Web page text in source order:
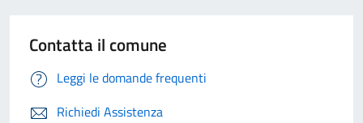
Contatta il comune
Leggi le domande frequenti
Richiedi Assistenza